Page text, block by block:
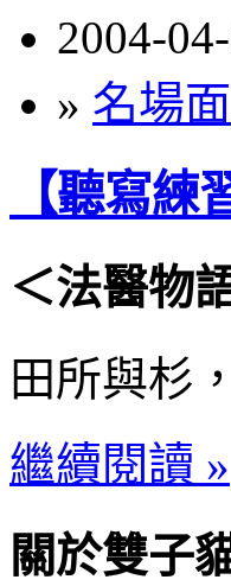
2004-
» 名場面
【聽寫練
＜法醫物
田所與杉
繼續閱讀 »
關於雙子